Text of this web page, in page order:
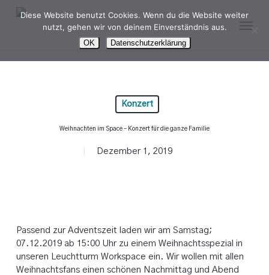
Menu
Konzert
Weihnachten im Space – Konzert für die ganze Familie
Dezember 1, 2019
Passend zur Adventszeit laden wir am Samstag;
07.12.2019 ab 15:00 Uhr zu einem Weihnachtsspezial in
unseren Leuchtturm Workspace ein. Wir wollen mit allen
Weihnachtsfans einen schönen Nachmittag und Abend
Diese Website benutzt Cookies. Wenn du die Website weiter
nutzt, gehen wir von deinem Einverständnis aus.
OK Datenschutzerklärung